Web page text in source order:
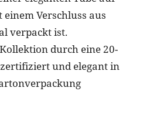
Verschluss aus
verpackt ist.
durch eine 20-
zertifiziert und elegant in